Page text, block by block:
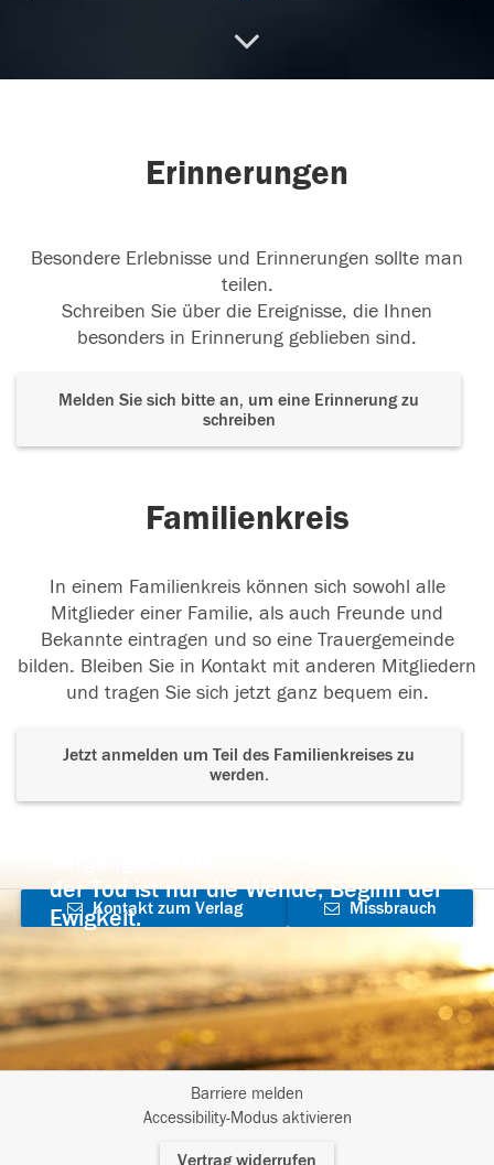
Liebe Mama und Oma, wir vermissen Dich so...
Erinnerungen
Besondere Erlebnisse und Erinnerungen sollte man
teilen.
Schreiben Sie über die Ereignisse, die Ihnen
besonders in Erinnerung geblieben sind.
Melden Sie sich bitte an, um eine Erinnerung zu
schreiben
Familienkreis
In einem Familienkreis können sich sowohl alle
Mitglieder einer Familie, als auch Freunde und
Bekannte eintragen und so eine Trauergemeinde
bilden. Bleiben Sie in Kontakt mit anderen Mitgliedern
und tragen Sie sich jetzt ganz bequem ein.
Jetzt anmelden um Teil des Familienkreises zu
werden.
der Tod ist nur die Wende, Beginn der
Ewigkeit.
Kontakt zum Verlag
aufnehmen
Missbrauch
Barriere melden
Accessibility-Modus aktivieren
Vertrag widerrufen